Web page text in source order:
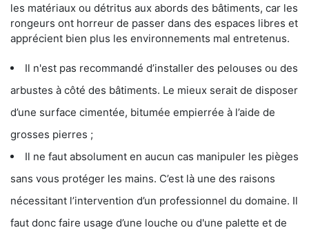
les matériaux ou détritus aux abords des bâtiments, car les
rongeurs ont horreur de passer dans des espaces libres et
apprécient bien plus les environnements mal entretenus.
Il n'est pas recommandé d’installer des pelouses ou des
arbustes à côté des bâtiments. Le mieux serait de disposer
d’une surface cimentée, bitumée empierrée à l’aide de
grosses pierres ;
Il ne faut absolument en aucun cas manipuler les pièges
sans vous protéger les mains. C’est là une des raisons
nécessitant l’intervention d’un professionnel du domaine. Il
faut donc faire usage d’une louche ou d'une palette et de